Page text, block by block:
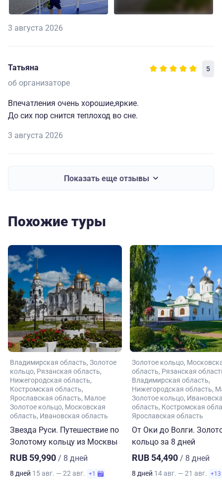
3 августа 2026
Татьяна 5
об организаторе
Впечатления очень хорошие,яркие.
До сих пор снится теплоход во сне.
3 августа 2026
Показать еще отзывы
Похожие туры
Владимирская область Золотое
кольцо Рязанская область
Нижегородская область
Костромская область
Ярославская область Малое
Золотое кольцо Московская
область Ивановская область
Звезда Руси. Путешествие по
Золотому кольцу из Москвы
RUB 59,990 / 8 дней
8 дней 15 авг. — 22 авг. +1
Золотое кольцо
область Рязанская
Владимирская область
Нижегородская область
Золотое кольцо
область Костромская
Ярославская область
От Оки до Волги.
кольцо за 8 дней
RUB 54,490 / 8 дней
8 дней 14 авг. — 21 авг. +13